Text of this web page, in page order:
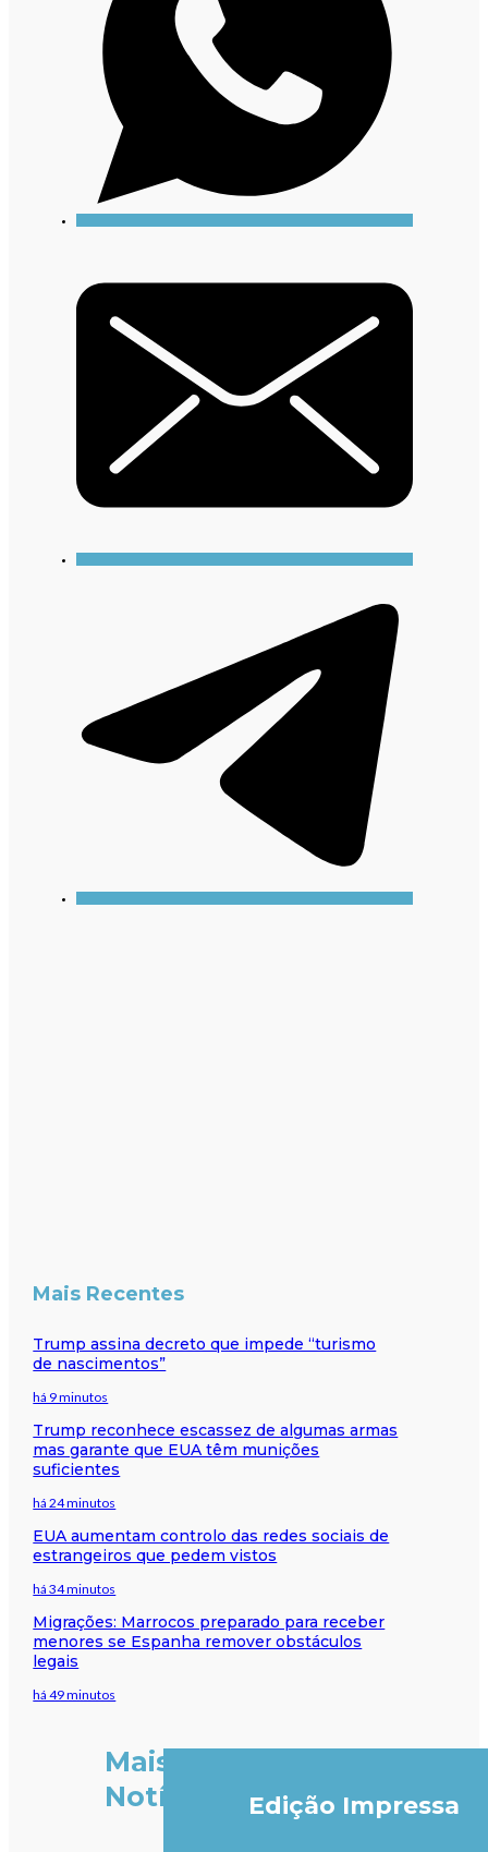
Mais Recentes
Trump assina decreto que impede “turismo
de nascimentos”
há 9 minutos
Trump reconhece escassez de algumas armas
mas garante que EUA têm munições
suficientes
há 24 minutos
EUA aumentam controlo das redes sociais de
estrangeiros que pedem vistos
há 34 minutos
Migrações: Marrocos preparado para receber
menores se Espanha remover obstáculos
legais
há 49 minutos
Mais
Notícias
Edição Impressa